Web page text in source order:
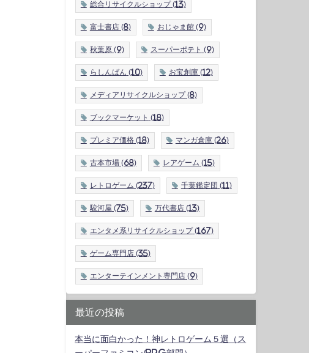
総合リサイクルショップ(13)
富士書店 (8) おじゃま館(9)
秋葉原 (9) スーパーポテト (9)
らしんばん (10) お宝創庫 (12)
メディアリサイクルショップ(8)
ブックマーケット (18)
プレミア価格(18) マンガ倉庫 (26)
古本市場(68) レアゲーム (15)
レトロゲーム (237) 千葉鑑定団 (11)
駿河屋 (75) 万代書店 (13)
エンタメ系リサイクルショップ(167)
ゲーム専門店 (35)
エンターテインメント専門店 (9)
最近の投稿
本当に面白かった！神レトロゲーム５選（ス